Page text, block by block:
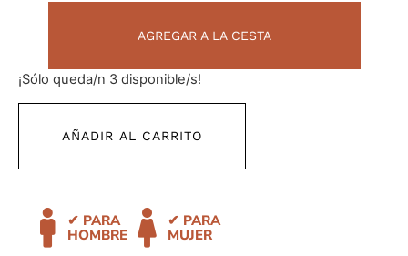
AGREGAR A LA CESTA
¡Sólo queda/n 3 disponible/s!
AÑADIR AL CARRITO
✔ PARA
HOMBRE
✔ PARA
MUJER